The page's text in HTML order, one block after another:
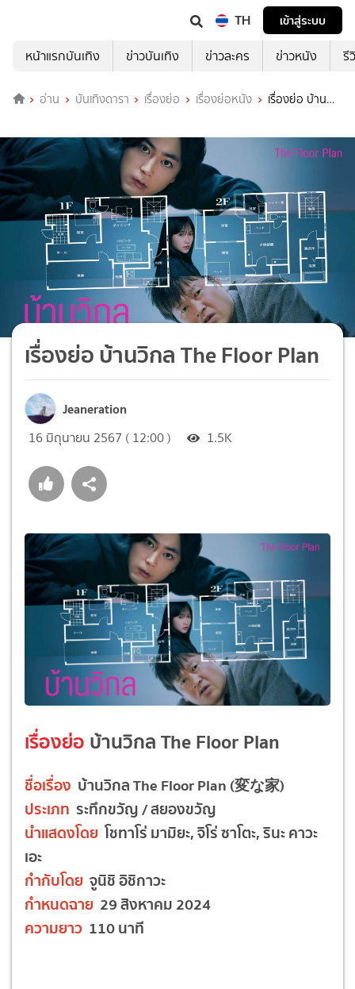
TH
เข้าสู่ระบบ
หน้าแรกบันเทิง
ข่าวบันเทิง ข่าวละคร ข่าวหนัง รี
อ่าน บันเทิงดารา เรื่องย่อ เรื่องย่อหนัง
เรื่องย่อ บ้าน
เรื่องย่อ บ้านวิกล The Floor Plan
Jeaneration
16 มิถุนายน 2567 ( 12:00 ) 1.5K
เรื่องย่อ บ้านวิกล The Floor Plan
ชื่อเรื่อง บ้านวิกล The Floor Plan (変な家)
ประเภท ระทึกขวัญ / สยองขวัญ
นำแสดงโดยโชทาโร่ มามิยะ, จิโร่ ซาโตะ, รินะ คาวะ
เอะ
กำกับโดย จูนิชิ อิชิกาวะ
กำหนดฉาย 29 สิงหาคม 2024
ความยาว 110 นาที